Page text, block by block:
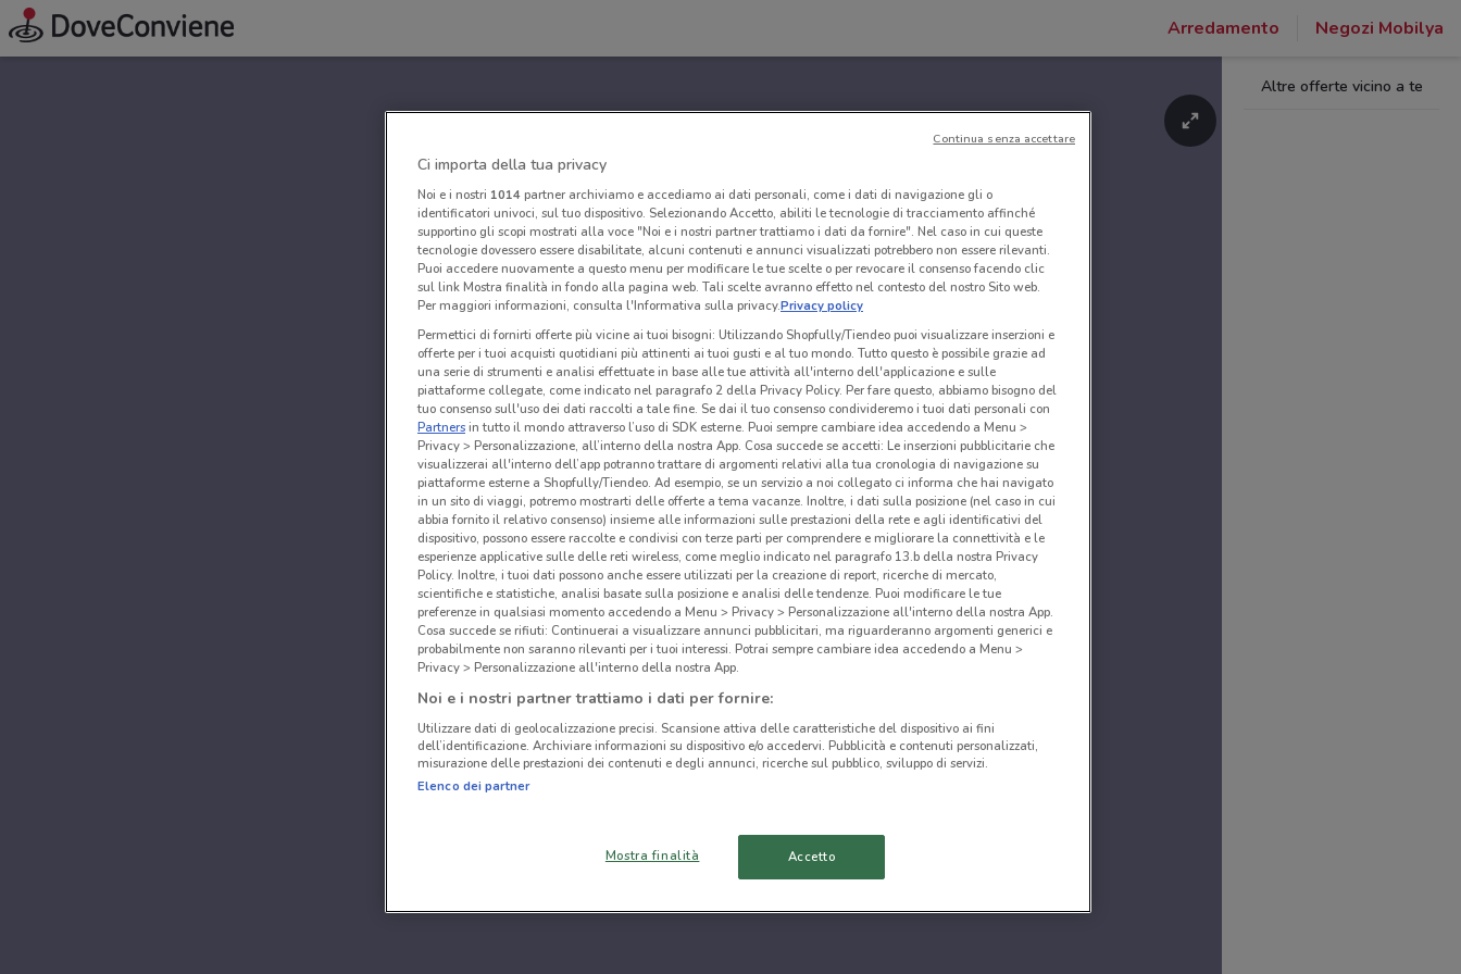
Arredamento Negozi Mobilya
Altre offerte vicino a te
Ci importa della tua privacy
Noi e i nostri 1014partner archiviamo e accediamo ai dati personali, come i dati di navigazione gli o
identificatori univoci, sul tuo dispositivo. Selezionando Accetto, abiliti le tecnologie di tracciamento affinché
supportino gli scopi mostrati alla voce "Noi e i nostri partner trattiamo i dati da fornire". Nel caso in cui queste
tecnologie dovessero essere disabilitate, alcuni contenuti e annunci visualizzati potrebbero non essere rilevanti.
Puoi accedere nuovamente a questo menu per modificare le tue scelte o per revocare il consenso facendo clic
sul link Mostra finalità in fondo alla pagina web. Tali scelte avranno effetto nel contesto del nostro Sito web.
Per maggiori informazioni, consulta l'Informativa sulla privacy.Privacy policy
Permettici di fornirti offerte più vicine ai tuoi bisogni: Utilizzando Shopfully/Tiendeo puoi visualizzare inserzioni e
offerte per i tuoi acquisti quotidiani più attinenti ai tuoi gusti e al tuo mondo. Tutto questo è possibile grazie ad
una serie di strumenti e analisi effettuate in base alle tue attività all'interno dell'applicazione e sulle
piattaforme collegate, come indicato nel paragrafo 2 della Privacy Policy. Per fare questo, abbiamo bisogno del
tuo consenso sull'uso dei dati raccolti a tale fine. Se dai il tuo consenso condivideremo i tuoi dati personali con
Partnersin tutto il mondo attraverso l’uso di SDK esterne. Puoi sempre cambiare idea accedendo a Menu >
Privacy > Personalizzazione, all’interno della nostra App. Cosa succede se accetti: Le inserzioni pubblicitarie che
visualizzerai all'interno dell’app potranno trattare di argomenti relativi alla tua cronologia di navigazione su
piattaforme esterne a Shopfully/Tiendeo. Ad esempio, se un servizio a noi collegato ci informa che hai navigato
in un sito di viaggi, potremo mostrarti delle offerte a tema vacanze. Inoltre, i dati sulla posizione (nel caso in cui
abbia fornito il relativo consenso) insieme alle informazioni sulle prestazioni della rete e agli identificativi del
dispositivo, possono essere raccolte e condivisi con terze parti per comprendere e migliorare la connettività e le
esperienze applicative sulle delle reti wireless, come meglio indicato nel paragrafo 13.b della nostra Privacy
Policy. Inoltre, i tuoi dati possono anche essere utilizzati per la creazione di report, ricerche di mercato,
scientifiche e statistiche, analisi basate sulla posizione e analisi delle tendenze. Puoi modificare le tue
preferenze in qualsiasi momento accedendo a Menu > Privacy > Personalizzazione all'interno della nostra App.
Cosa succede se rifiuti: Continuerai a visualizzare annunci pubblicitari, ma riguarderanno argomenti generici e
probabilmente non saranno rilevanti per i tuoi interessi. Potrai sempre cambiare idea accedendo a Menu >
Privacy > Personalizzazione all'interno della nostra App.
Noi e i nostri partner trattiamo i dati per fornire:
Utilizzare dati di geolocalizzazione precisi. Scansione attiva delle caratteristiche del dispositivo ai fini
dell’identificazione. Archiviare informazioni su dispositivo e/o accedervi. Pubblicità e contenuti personalizzati,
misurazione delle prestazioni dei contenuti e degli annunci, ricerche sul pubblico, sviluppo di servizi.
Elenco dei partner
Mostra finalità Accetto
Continua senza accettare